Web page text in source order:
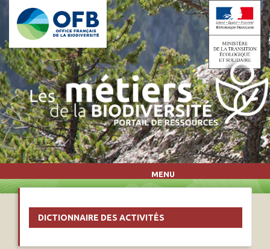
Aller au contenu principal
MENU
DICTIONNAIRE DES ACTIVITÉS